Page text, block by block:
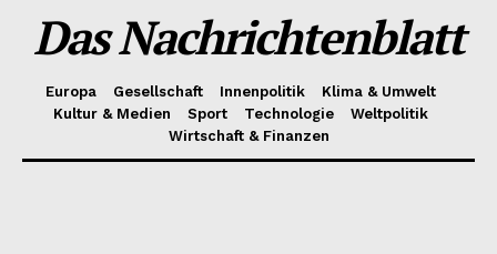
Das Nachrichtenblatt
Europa Gesellschaft Innenpolitik
Klima & Umwelt
Kultur & Medien
Sport Technologie
Weltpolitik
Wirtschaft & Finanzen